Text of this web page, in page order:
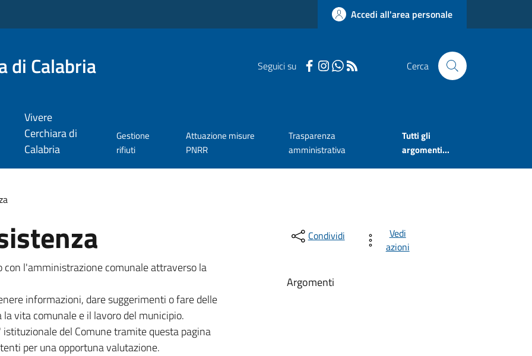
Accedi all'area personale
di Calabria Seguici su Cerca
Vivere
Cerchiara di
Calabria
Gestione
rifiuti
Attuazione misure
PNRR
Trasparenza
amministrativa
Tutti gli
argomenti...
con l'amministrazione comunale attraverso la
informazioni, dare suggerimenti o fare delle
vita comunale e il lavoro del municipio.
del Comune tramite questa pagina
per una opportuna valutazione.
Condividi
Vedi
azioni
Argomenti